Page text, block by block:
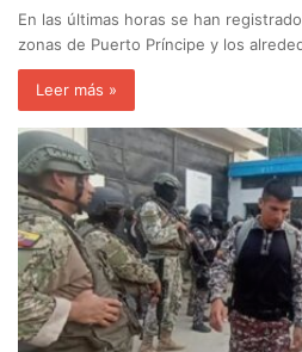
En las últimas horas se han
zonas de Puerto Príncipe y los
Leer más »